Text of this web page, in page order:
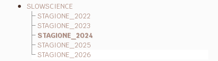
SLOWSCIENCE
STAGIONE_2022
STAGIONE_2023
STAGIONE_2024
STAGIONE_2025
STAGIONE_2026